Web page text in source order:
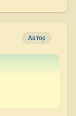
Автор